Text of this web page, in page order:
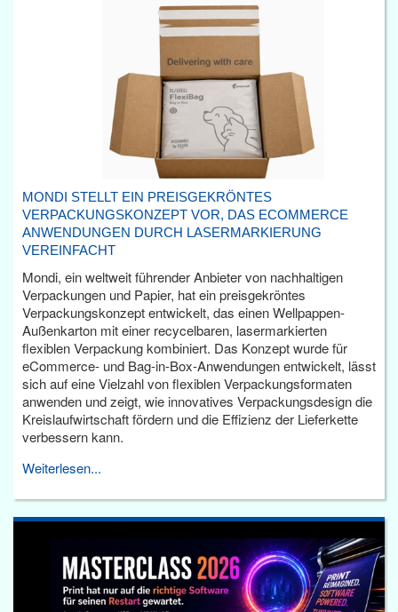
MONDI STELLT EIN PREISGEKRÖNTES
VERPACKUNGSKONZEPT VOR, DAS ECOMMERCE
ANWENDUNGEN DURCH LASERMARKIERUNG
VEREINFACHT
Mondi, ein weltweit führender Anbieter von nachhaltigen
Verpackungen und Papier, hat ein preisgekröntes
Verpackungskonzept entwickelt, das einen Wellpappen-
Außenkarton mit einer recycelbaren, lasermarkierten
flexiblen Verpackung kombiniert. Das Konzept wurde für
eCommerce- und Bag-in-Box-Anwendungen entwickelt, lässt
sich auf eine Vielzahl von flexiblen Verpackungsformaten
anwenden und zeigt, wie innovatives Verpackungsdesign die
Kreislaufwirtschaft fördern und die Effizienz der Lieferkette
verbessern kann.
Weiterlesen...